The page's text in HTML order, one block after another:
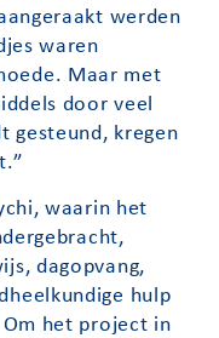
werden
waren
Maar met
door veel
gesteund, kregen
waarin het
dagopvang,
hulp
het project in